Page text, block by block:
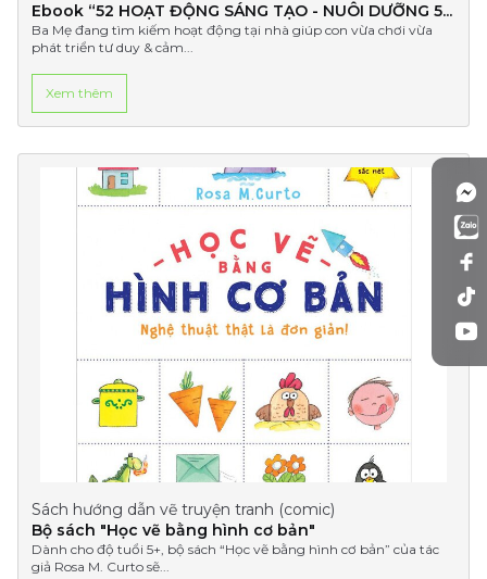
Ebook “52 HOẠT ĐỘNG SÁNG TẠO - NUÔI DƯỠNG 5...
Ba Mẹ đang tìm kiếm hoạt động tại nhà giúp con vừa chơi vừa
phát triển tư duy & cảm...
Xem thêm
Sách hướng dẫn vẽ truyện tranh (comic)
Bộ sách "Học vẽ bằng hình cơ bản"
Dành cho độ tuổi 5+, bộ sách “Học vẽ bằng hình cơ bản” của tác
giả Rosa M. Curto sẽ...